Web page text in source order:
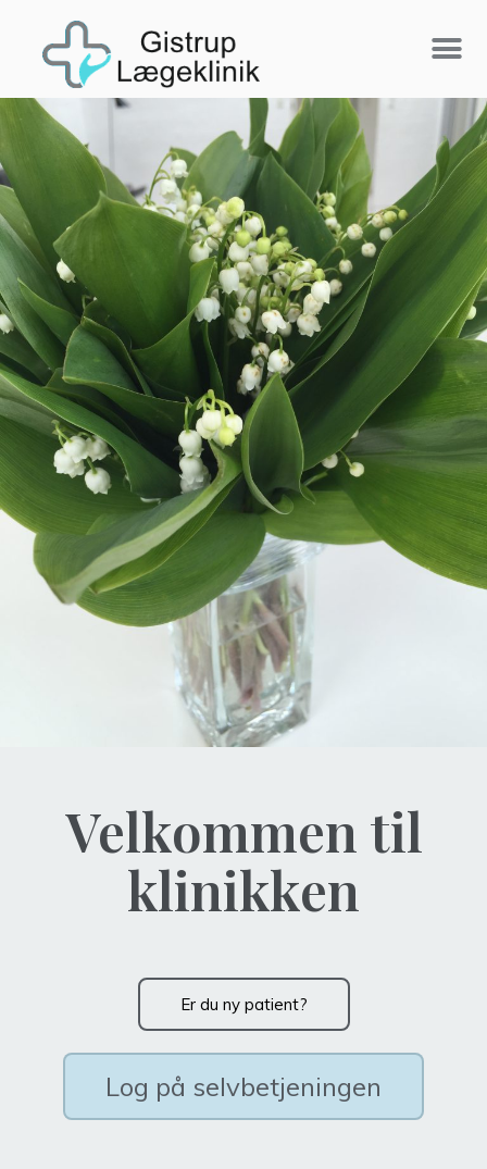
Velkommen til
klinikken
Er du ny patient?
Log på selvbetjeningen